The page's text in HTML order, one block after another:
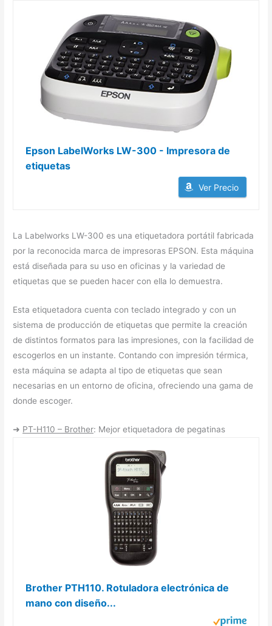
Epson LabelWorks LW-300 - Impresora de
etiquetas
Ver Precio
La Labelworks LW-300 es una etiquetadora portátil fabricada
por la reconocida marca de impresoras EPSON. Esta máquina
está diseñada para su uso en oficinas y la variedad de
etiquetas que se pueden hacer con ella lo demuestra.
Esta etiquetadora cuenta con teclado integrado y con un
sistema de producción de etiquetas que permite la creación
de distintos formatos para las impresiones, con la facilidad de
escogerlos en un instante. Contando con impresión térmica,
esta máquina se adapta al tipo de etiquetas que sean
necesarias en un entorno de oficina, ofreciendo una gama de
donde escoger.
➜ PT-H110 – Brother: Mejor etiquetadora de pegatinas
Brother PTH110. Rotuladora electrónica de
mano con diseño...